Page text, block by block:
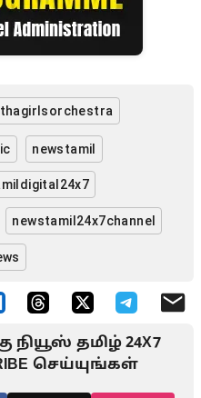
newstamil
newstamil24x7channel
நியூஸ் தமிழ் 24X7
செய்யுங்கள்